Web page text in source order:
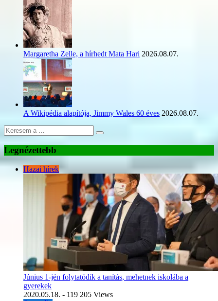
Margaretha Zelle, a hírhedt Mata Hari 2026.08.07.
A Wikipédia alapítója, Jimmy Wales 60 éves 2026.08.07.
Legnézettebb
Hazai hírek
Június 1-jén folytatódik a tanítás, mehetnek iskolába a
gyerekek
2020.05.18. - 119 205 Views